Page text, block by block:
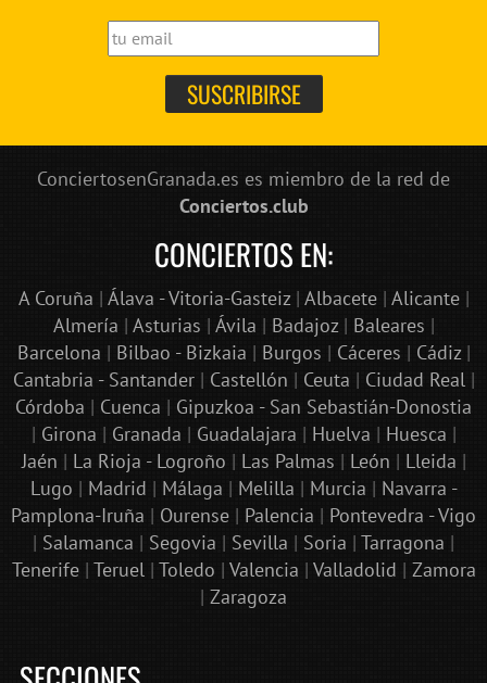
ConciertosenGranada.es es miembro de la red de
Conciertos.club
CONCIERTOS EN:
A Coruña | Álava - Vitoria-Gasteiz| Albacete| Alicante|
Almería | Asturias | Ávila | Badajoz| Baleares |
Barcelona | Bilbao - Bizkaia | Burgos | Cáceres | Cádiz|
Cantabria - Santander| Castellón | Ceuta | Ciudad Real|
Córdoba | Cuenca | Gipuzkoa - San Sebastián-Donostia
| Girona | Granada | Guadalajara | Huelva | Huesca |
Jaén | La Rioja - Logroño | Las Palmas | León | Lleida |
Lugo | Madrid | Málaga | Melilla | Murcia | Navarra -
Pamplona-Iruña | Ourense | Palencia | Pontevedra - Vigo
| Salamanca | Segovia | Sevilla | Soria | Tarragona |
Tenerife| Teruel| Toledo | Valencia | Valladolid | Zamora
| Zaragoza